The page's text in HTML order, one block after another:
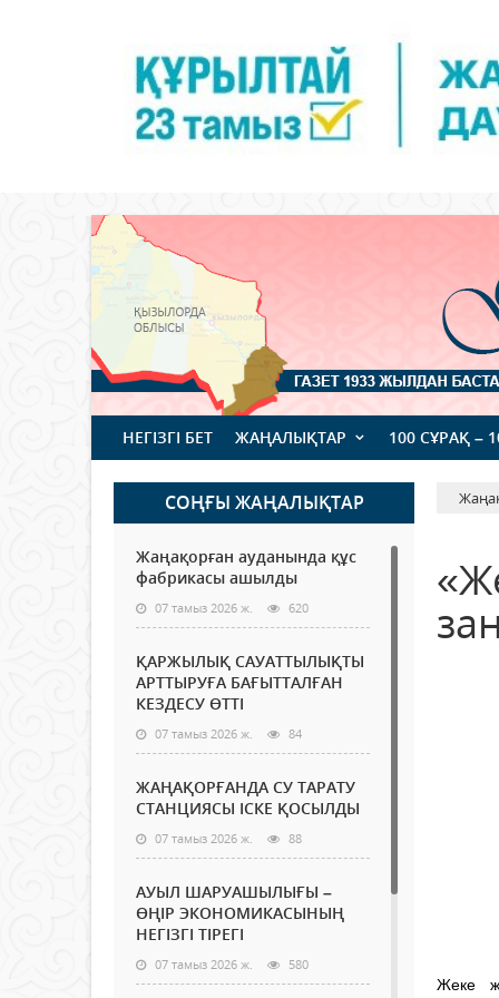
НЕГІЗГІ БЕТ ЖАҢАЛЫҚТАР 100 СҰРАҚ –
СОҢҒЫ ЖАҢАЛЫҚТАР
Жаңақорған ауданында құс
фабрикасы ашылды
07 тамыз 2026 ж. 620
ҚАРЖЫЛЫҚ САУАТТЫЛЫҚТЫ
АРТТЫРУҒА БАҒЫТТАЛҒАН
КЕЗДЕСУ ӨТТІ
07 тамыз 2026 ж. 84
ЖАҢАҚОРҒАНДА СУ ТАРАТУ
СТАНЦИЯСЫ ІСКЕ ҚОСЫЛДЫ
07 тамыз 2026 ж. 88
АУЫЛ ШАРУАШЫЛЫҒЫ –
ӨҢІР ЭКОНОМИКАСЫНЫҢ
НЕГІЗГІ ТІРЕГІ
07 тамыз 2026 ж. 580
Жеке